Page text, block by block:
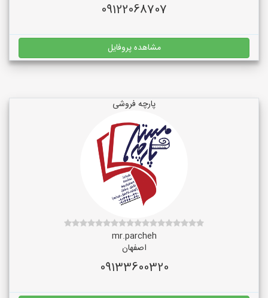
09122068707
مشاهده پروفایل
پارچه فروشی
mr.parcheh
اصفهان
09133600320